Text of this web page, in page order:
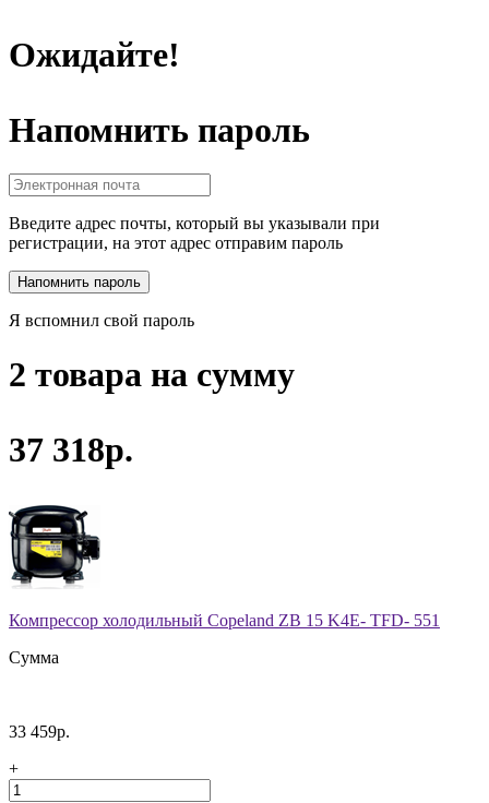
Ожидайте!
Напомнить пароль
Введите адрес почты, который вы указывали при
регистрации, на этот адрес отправим пароль
Я вспомнил свой пароль
2 товара на сумму
37 318р.
Компрессор холодильный Copeland ZB 15 K4E- TFD- 551
Сумма
33 459р.
+